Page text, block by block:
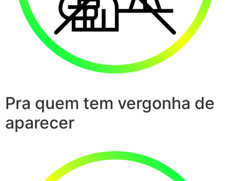
Pra quem tem vergonha de
aparecer